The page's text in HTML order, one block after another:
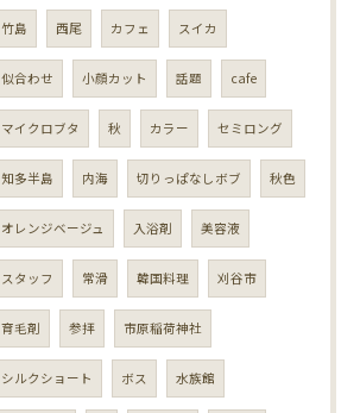
竹島 西尾 カフェ スイカ
似合わせ 小顔カット 話題 cafe
マイクロブタ 秋 カラー セミロング
知多半島 内海 切りっぱなしボブ 秋色
オレンジベージュ 入浴剤 美容液
スタッフ 常滑 韓国料理 刈谷市
育毛剤 参拝 市原稲荷神社
シルクショート ボス 水族館